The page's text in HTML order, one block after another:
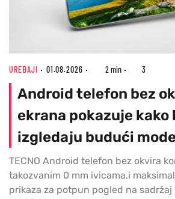
UREĐAJI 01.08.2026 2 min 3
Android telefon bez
ekrana pokazuje kako
izgledaju budući
TECNO Android telefon bez okvira
takozvanim 0 mm ivicama,i
prikaza za potpun pogled na sadržaj